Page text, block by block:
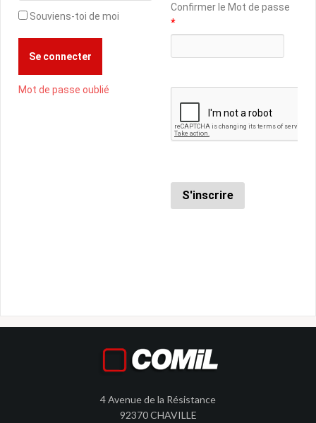
Souviens-toi de moi
Mot de passe oublié
Confirmer le Mot de passe
*
4 Avenue de la Résistance
92370 CHAVILLE